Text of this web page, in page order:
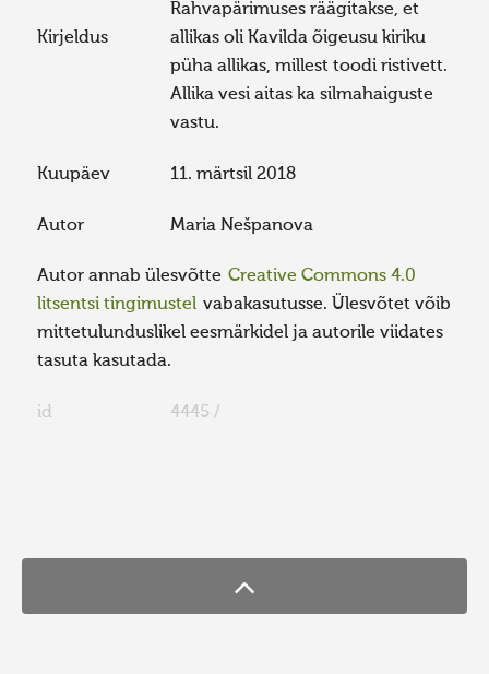
Kirjeldus
Rahvapärimuses räägitakse, et
allikas oli Kavilda õigeusu kiriku
püha allikas, millest toodi ristivett.
Allika vesi aitas ka silmahaiguste
vastu.
Kuupäev 11. märtsil 2018
Autor Maria Nešpanova
Autor annab ülesvõtte Creative Commons 4.0
litsentsi tingimustel vabakasutusse. Ülesvõtet võib
mittetulunduslikel eesmärkidel ja autorile viidates
tasuta kasutada.
id 4445 /